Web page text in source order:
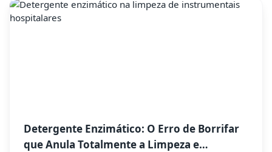
Detergente Enzimático: O Erro de Borrifar
que Anula Totalmente a Limpeza e